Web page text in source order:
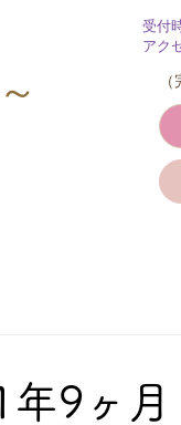
受付
アク
9ヶ月